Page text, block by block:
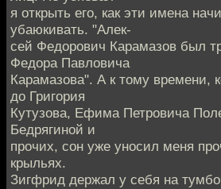
я открыть его, как эти имена
убаюкивать. "Алек-
сей Федорович Карамазов был
Федора Павловича
Карамазова". А к тому времени,
до Григория
Кутузова, Ефима Петровича
Бедрягиной и
прочих, сон уже уносил меня
крыльях.
Зигфрид держал у себя на